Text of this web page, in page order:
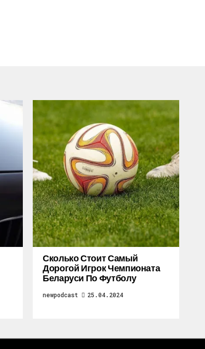
Сколько Стоит Самый
Дорогой Игрок Чемпионата
Беларуси По Футболу
newpodcast 25.04.2024